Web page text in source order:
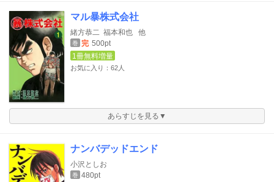
マル暴株式会社
緒方恭二 福本和也 他
巻 完 500pt
1冊無料増量
お気に入り：62人
あらすじを見る▼
ナンバデッドエンド
小沢としお
巻 480pt